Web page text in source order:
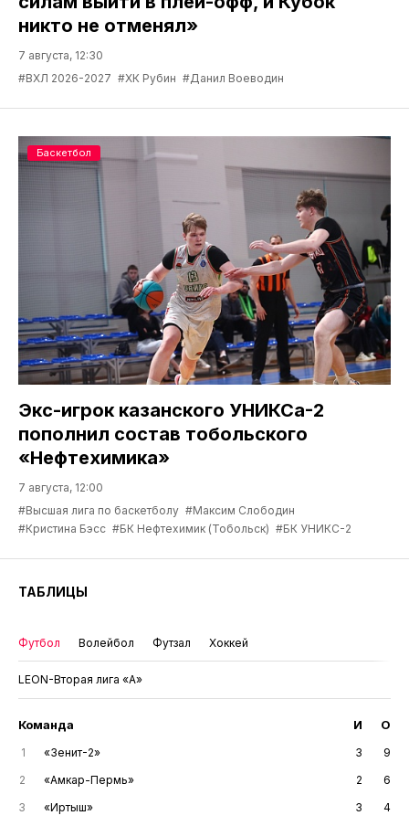
никто не отменял»
7 августа, 12:30
#ВХЛ 2026-2027 #ХК Рубин #Данил Воеводин
Экс-игрок казанского УНИКСа-2
пополнил состав тобольского
«Нефтехимика»
7 августа, 12:00
#Высшая лига по баскетболу #Максим Слободин
#Кристина Бэсс #БК Нефтехимик (Тобольск) #БК УНИКС-2
Баскетбол
ТАБЛИЦЫ
Футбол Волейбол Футзал Хоккей
LEON-Вторая лига «А»
Команда И О
1 «Зенит-2» 3
9
2
«Амкар-Пермь» 2
6
3
«Иртыш» 3
4